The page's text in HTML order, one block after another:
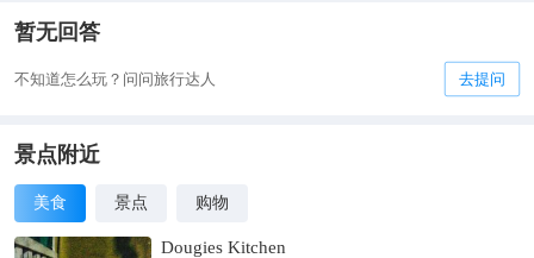
暂无回答
不知道怎么玩？问问旅行达人 去提问
景点附近
美食 景点 购物
Dougies Kitchen